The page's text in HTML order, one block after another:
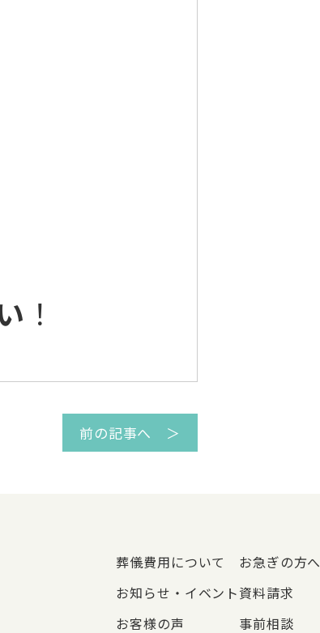
！
前の記事へ ＞
葬儀費用について
お知らせ・イベント
お客様の声
お急ぎの方へ
資料請求
事前相談